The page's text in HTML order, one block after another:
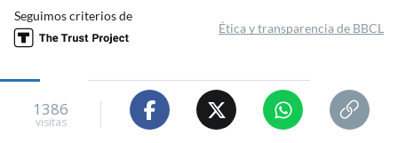
Seguimos criterios de
Ética y transparencia de BBCL
1386
visitas